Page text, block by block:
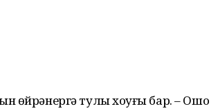
өйрәнергә тулы хоҡуғы бар. – Ошо